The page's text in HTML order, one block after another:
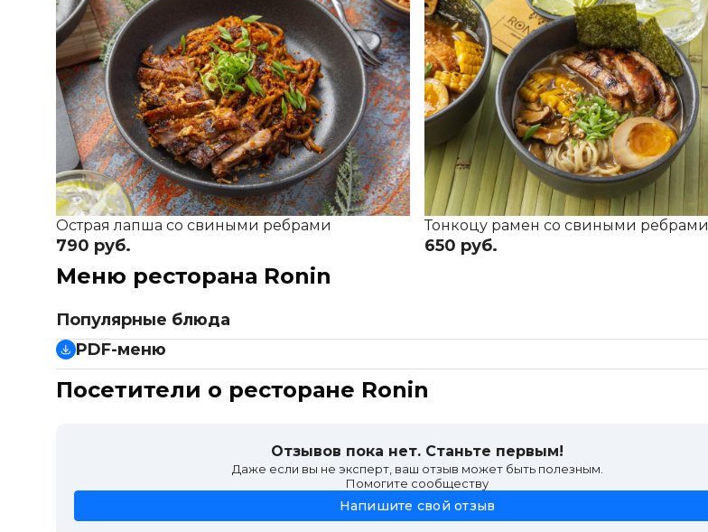
Острая лапша со свиными ребрами
790 руб.
Тонкоцу рамен со свиными ребрами
650 руб.
Меню ресторана Ronin
Популярные блюда
Острая лапша со свиными ребрами
Тонкоцу рамен со свиными ребрами
Кальмар с капустой, имбирем и понзу-юдзу
Ролл с креветкой темпура и глазурью умэ
PDF-меню
Барная карта
Банкетное предложение
Посетители о ресторане Ronin
Отзывов пока нет. Станьте первым!
Даже если вы не эксперт, ваш отзыв может быть полезным.
Помогите сообществу
Напишите свой отзыв